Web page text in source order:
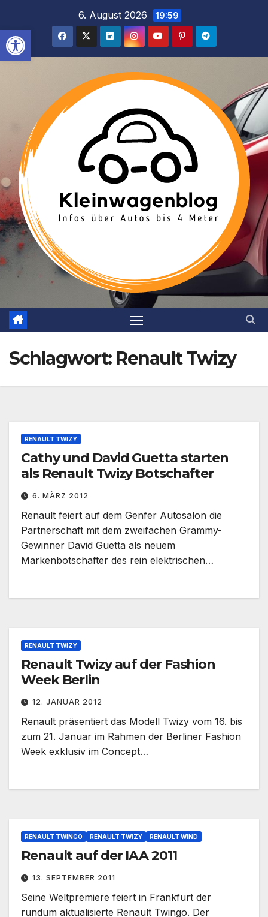
Werkzeugleiste öffnen
springen
6. August 2026 19:59
Schlagwort: Renault Twizy
RENAULT TWIZY
Cathy und David Guetta starten
als Renault Twizy Botschafter
6. MÄRZ 2012
Renault feiert auf dem Genfer Autosalon die
Partnerschaft mit dem zweifachen Grammy-
Gewinner David Guetta als neuem
Markenbotschafter des rein elektrischen…
RENAULT TWIZY
Renault Twizy auf der Fashion
Week Berlin
12. JANUAR 2012
Renault präsentiert das Modell Twizy vom 16. bis
zum 21. Januar im Rahmen der Berliner Fashion
Week exklusiv im Concept…
RENAULT TWINGO RENAULT TWIZY RENAULT WIND
Renault auf der IAA 2011
13. SEPTEMBER 2011
Seine Weltpremiere feiert in Frankfurt der
rundum aktualisierte Renault Twingo. Der